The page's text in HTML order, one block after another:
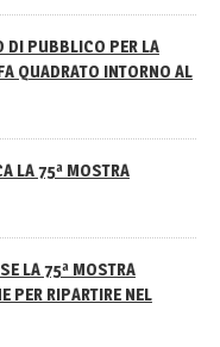
PUBBLICO PER LA
QUADRATO INTORNO AL
LA 75ª MOSTRA
LA 75ª MOSTRA
PER RIPARTIRE NEL